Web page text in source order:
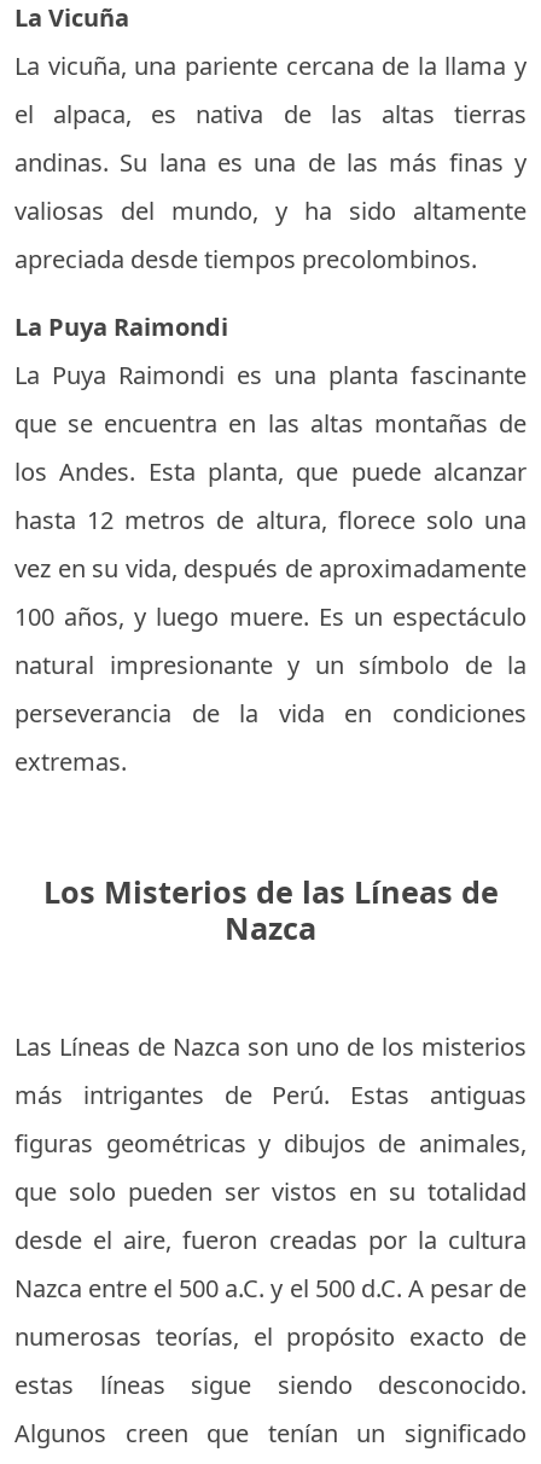
La Vicuña
La vicuña, una pariente cercana de la llama y
el alpaca, es nativa de las altas tierras
andinas. Su lana es una de las más finas y
valiosas del mundo, y ha sido altamente
apreciada desde tiempos precolombinos.
La Puya Raimondi
La Puya Raimondi es una planta fascinante
que se encuentra en las altas montañas de
los Andes. Esta planta, que puede alcanzar
hasta 12 metros de altura, florece solo una
vez en su vida, después de aproximadamente
100 años, y luego muere. Es un espectáculo
natural impresionante y un símbolo de la
perseverancia de la vida en condiciones
extremas.
Los Misterios de las Líneas de
Nazca
Las Líneas de Nazca son uno de los misterios
más intrigantes de Perú. Estas antiguas
figuras geométricas y dibujos de animales,
que solo pueden ser vistos en su totalidad
desde el aire, fueron creadas por la cultura
Nazca entre el 500 a.C. y el 500 d.C. A pesar de
numerosas teorías, el propósito exacto de
estas líneas sigue siendo desconocido.
Algunos creen que tenían un significado